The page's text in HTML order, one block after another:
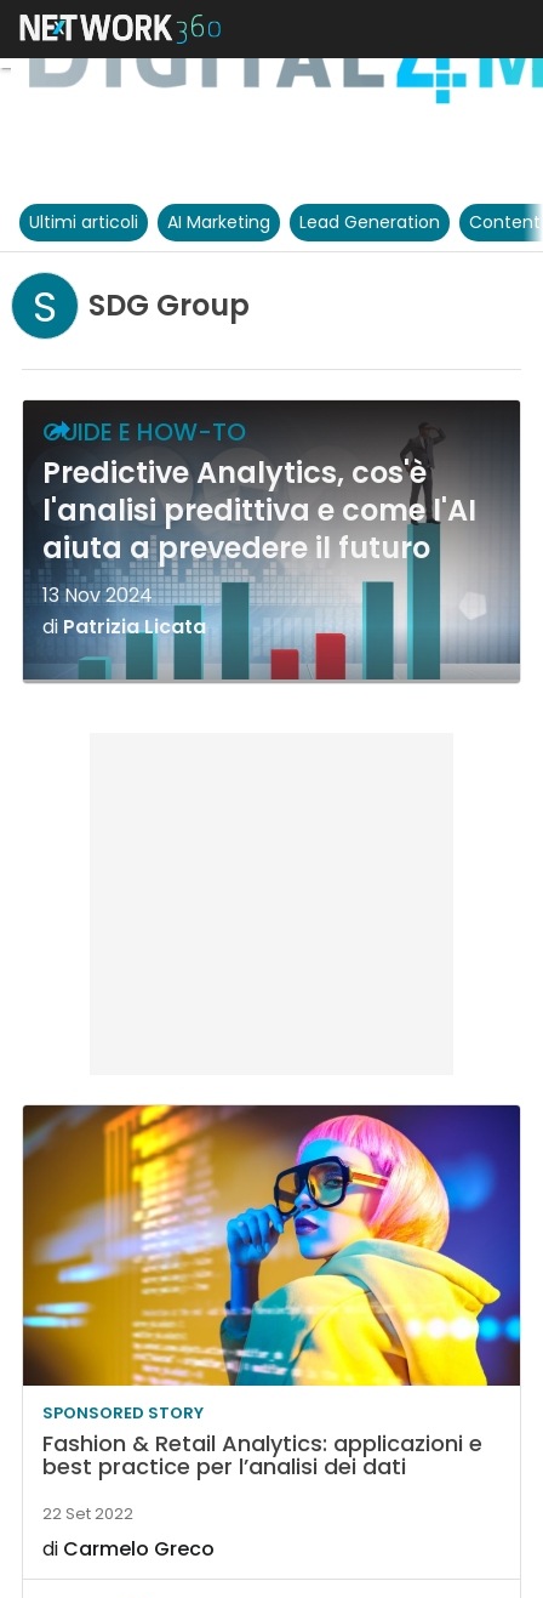
Ultimi articoli AI Marketing Lead Generation
S SDG Group
GUIDE E HOW-TO
Predictive Analytics, cos'è
l'analisi predittiva e come l'AI
aiuta a prevedere il futuro
13 Nov 2024
di Patrizia Licata
SPONSORED STORY
Fashion & Retail Analytics: applicazioni e
best practice per l’analisi dei dati
22 Set 2022
di Carmelo Greco